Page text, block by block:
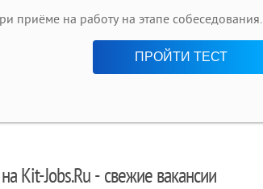
приёме на работу на этапе собеседования.
ПРОЙТИ ТЕСТ
Kit-Jobs.Ru - свежие вакансии